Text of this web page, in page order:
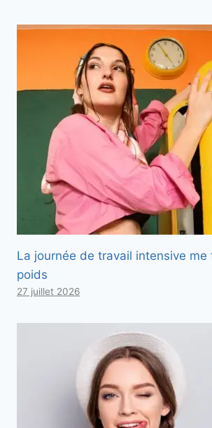
La journée de travail intensive
poids
27 juillet 2026